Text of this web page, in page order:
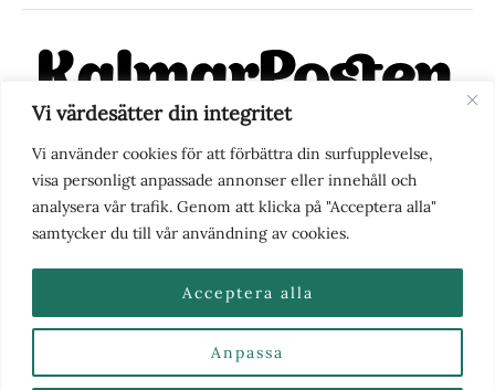
Vi värdesätter din integritet
Vi använder cookies för att förbättra din surfupplevelse,
visa personligt anpassade annonser eller innehåll och
analysera vår trafik. Genom att klicka på "Acceptera alla"
samtycker du till vår användning av cookies.
Anpassa
Acceptera alla
KalmarPosten är en modern lokalnyhetstidning på nätet. Med
fokus på Kalmarregionen, men också med blick för det större
perspektivet, vill vi vara din självklara kanal för nyheter,
berättelser och engagemang. KalmarPosten grundades 1988 och
fick nya ägare 2025.
Nyhetstips eller frågor?Kontakta oss
2026 | Kalmarposten.se |Se alla Kategorier & Ämnen